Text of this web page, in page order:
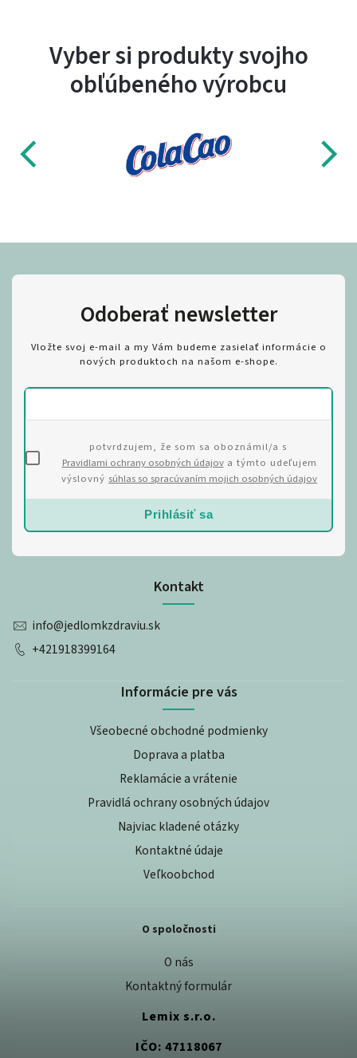
Vyber si produkty svojho
obľúbeného výrobcu
Kontakt
info@jedlomkzdraviu.sk
+421918399164
Informácie pre vás
Všeobecné obchodné podmienky
Doprava a platba
Reklamácie a vrátenie
Pravidlá ochrany osobných údajov
Najviac kladené otázky
Kontaktné údaje
Veľkoobchod
O spoločnosti
O nás
Kontaktný formulár
Lemix s.r.o.
IČO: 47118067
Odoberať newsletter
Vložte svoj e-mail a my Vám budeme zasielať informácie o
nových produktoch na našom e-shope.
potvrdzujem, že som sa oboznámil/a s
Pravidlami ochrany osobných údajova týmto udeľujem
výslovný súhlas so spracúvaním mojich osobných údajov
Prihlásiť sa